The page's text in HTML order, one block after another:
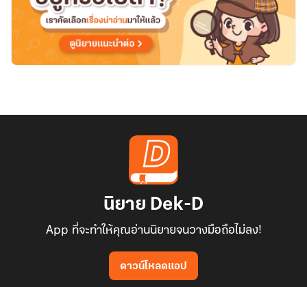
นิยาย Dek-D
App ที่จะทำให้คุณอ่านนิยายจนวางมือถือไม่ลง!
ดาวน์โหลดแอป